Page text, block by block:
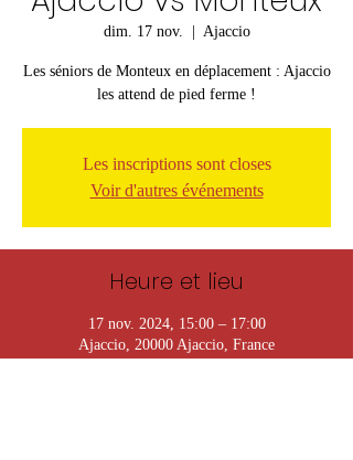
dim. 17 nov. Ajaccio
Les séniors de Monteux en déplacement : Ajaccio
les attend de pied ferme !
Les inscriptions sont closes
Voir d'autres événements
Heure et lieu
17 nov. 2024, 15:00 – 17:00
Ajaccio, 20000 Ajaccio, France